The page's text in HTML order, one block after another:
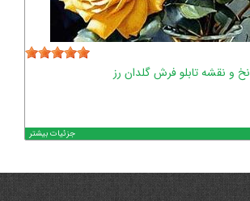
نخ و نقشه تابلو فرش گلدان رز
جزئیات بیشتر